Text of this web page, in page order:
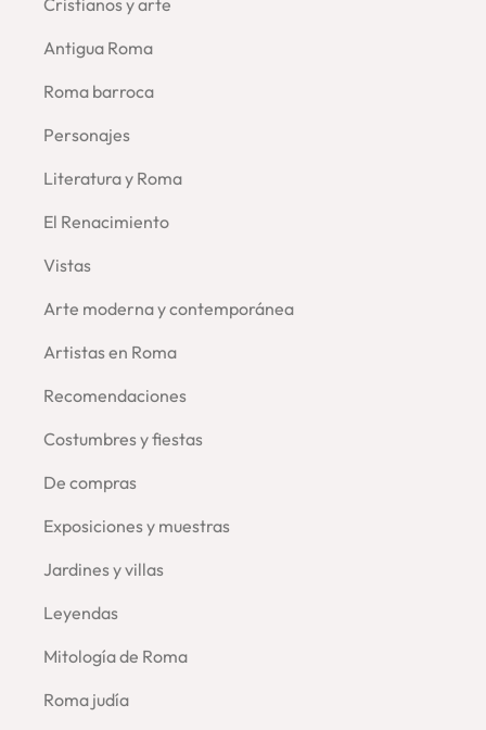
Antigua Roma
Roma barroca
Personajes
Literatura y Roma
El Renacimiento
Vistas
Arte moderna y contemporánea
Artistas en Roma
Recomendaciones
Costumbres y fiestas
De compras
Exposiciones y muestras
Jardines y villas
Leyendas
Mitología de Roma
Roma judía